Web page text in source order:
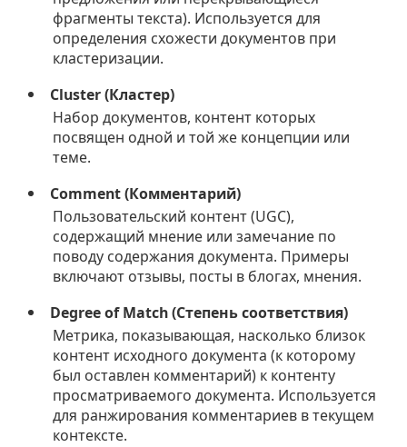
фрагменты текста). Используется для
определения схожести документов при
кластеризации.
Cluster (Кластер)
Набор документов, контент которых
посвящен одной и той же концепции или
теме.
Comment (Комментарий)
Пользовательский контент (UGC),
содержащий мнение или замечание по
поводу содержания документа. Примеры
включают отзывы, посты в блогах, мнения.
Degree of Match (Степень соответствия)
Метрика, показывающая, насколько близок
контент исходного документа (к которому
был оставлен комментарий) к контенту
просматриваемого документа. Используется
для ранжирования комментариев в текущем
контексте.